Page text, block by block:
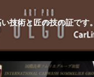
技術と匠の技の証です。